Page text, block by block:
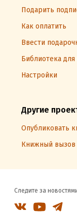
Подарить
Как оплатить
Ввести
Библиотека
Настройки
Другие
Опубликовать
Книжный вызов
Следите за